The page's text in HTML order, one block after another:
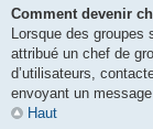
Comment devenir
Lorsque des groupes
attribué un chef de
d’utilisateurs,
envoyant un
Haut